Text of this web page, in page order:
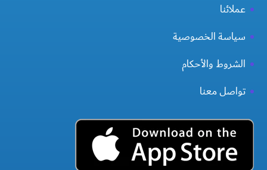
عملائنا
سياسة الخصوصية
الشروط والأحكام
تواصل معنا